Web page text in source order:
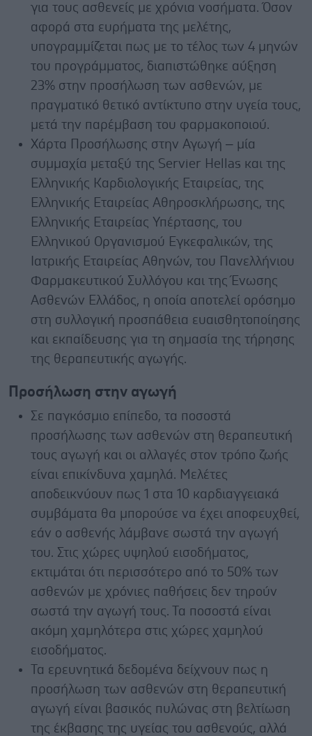
για τους ασθενείς με χρόνια νοσήματα. Όσον
αφορά στα ευρήματα της μελέτης,
υπογραμμίζεται πως με το τέλος των 4 μηνών
του προγράμματος, διαπιστώθηκε αύξηση
23% στην προσήλωση των ασθενών, με
πραγματικό θετικό αντίκτυπο στην υγεία τους,
μετά την παρέμβαση του φαρμακοποιού.
Χάρτα Προσήλωσης στην Αγωγή – μία
συμμαχία μεταξύ της Servier Hellas και της
Ελληνικής Καρδιολογικής Εταιρείας, της
Ελληνικής Εταιρείας Αθηροσκλήρωσης, της
Ελληνικής Εταιρείας Υπέρτασης, του
Ελληνικού Οργανισμού Εγκεφαλικών, της
Ιατρικής Εταιρείας Αθηνών, του Πανελλήνιου
Φαρμακευτικού Συλλόγου και της Ένωσης
Ασθενών Ελλάδος, η οποία αποτελεί ορόσημο
στη συλλογική προσπάθεια ευαισθητοποίησης
και εκπαίδευσης για τη σημασία της τήρησης
της θεραπευτικής αγωγής.
Προσήλωση στην αγωγή
Σε παγκόσμιο επίπεδο, τα ποσοστά
προσήλωσης των ασθενών στη θεραπευτική
τους αγωγή και οι αλλαγές στον τρόπο ζωής
είναι επικίνδυνα χαμηλά. Μελέτες
αποδεικνύουν πως 1 στα 10 καρδιαγγειακά
συμβάματα θα μπορούσε να έχει αποφευχθεί,
εάν ο ασθενής λάμβανε σωστά την αγωγή
του. Στις χώρες υψηλού εισοδήματος,
εκτιμάται ότι περισσότερο από το 50% των
ασθενών με χρόνιες παθήσεις δεν τηρούν
σωστά την αγωγή τους. Τα ποσοστά είναι
ακόμη χαμηλότερα στις χώρες χαμηλού
εισοδήματος.
Τα ερευνητικά δεδομένα δείχνουν πως η
προσήλωση των ασθενών στη θεραπευτική
αγωγή είναι βασικός πυλώνας στη βελτίωση
της έκβασης της υγείας του ασθενούς, αλλά